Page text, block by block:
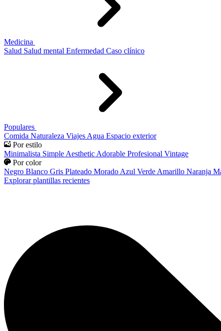
Medicina
Salud Salud mental Enfermedad Caso clínico
Populares
Comida Naturaleza Viajes Agua Espacio exterior
Por estilo
Minimalista Simple Aesthetic Adorable Profesional Vintage
Por color
Negro Blanco Gris Plateado Morado Azul Verde Amarillo Naranja
Explorar plantillas recientes